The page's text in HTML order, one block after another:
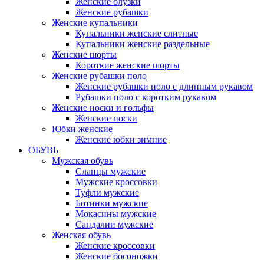
Женские рубашки
Женские купальники
Купальники женские слитные
Купальники женские раздельные
Женские шорты
Короткие женские шорты
Женские рубашки поло
Женские рубашки поло с длинным рукавом
Рубашки поло с коротким рукавом
Женские носки и гольфы
Женские носки
Юбки женские
Женские юбки зимние
ОБУВЬ
Мужская обувь
Сланцы мужские
Мужские кроссовки
Туфли мужские
Ботинки мужские
Мокасины мужские
Сандалии мужские
Женская обувь
Женские кроссовки
Женские босоножки